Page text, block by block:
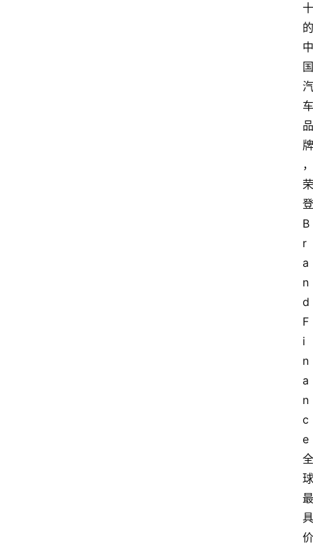
十
的
中
国
汽
车
品
牌
，
荣
登
B
r
a
n
d
F
i
n
a
n
c
e
全
球
最
具
价